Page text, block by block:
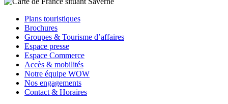
Plans touristiques
Brochures
Groupes & Tourisme d’affaires
Espace presse
Espace Commerce
Accès & mobilités
Notre équipe WOW
Nos engagements
Contact & Horaires